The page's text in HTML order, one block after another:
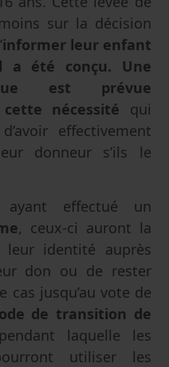
sur la décision
informer leur enfant
a été conçu. Une
est prévue
nécessité qui
effectivement
donneur s’ils le
effectué un
, ceux-ci auront la
leur identité auprès
don ou de rester
cas jusqu’au vote de
de transition de
laquelle les
utiliser les